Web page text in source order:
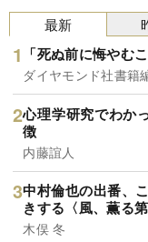
最新
「死ぬ前に悔やむ
ダイヤモンド社書籍
心理学研究でわか
徴
内藤誼人
中村倫也の出番、
きする〈風、薫る第
木俣 冬